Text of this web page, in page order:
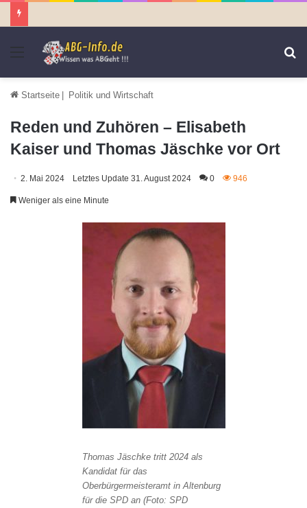
Menü
Startseite | Politik und Wirtschaft
Reden und Zuhören – Elisabeth
Kaiser und Thomas Jäschke vor Ort
2. Mai 2024 Letztes Update 31. August 2024 0 946
Weniger als eine Minute
Thomas Jäschke tritt 2024 als
Kandidat für das
Oberbürgermeisteramt in Altenburg
für die SPD an (Foto: SPD